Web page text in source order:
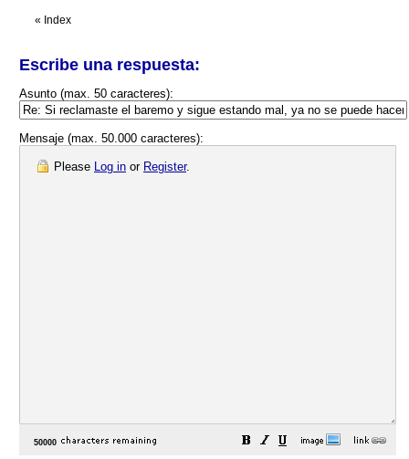
« Index
Escribe una respuesta:
Asunto (max. 50 caracteres):
Mensaje (max. 50.000 caracteres):
Please Log in or Register.